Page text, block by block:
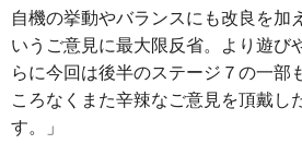
自機の挙動やバランスにも改良を加
いうご意見に最大限反省。より遊び
らに今回は後半のステージ７の一部
ころなくまた辛辣なご意見を頂戴し
す。」